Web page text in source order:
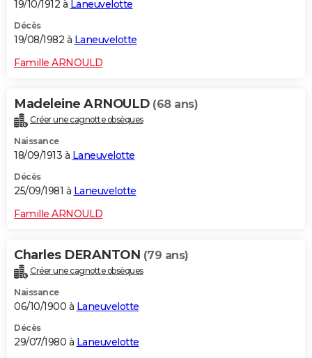
19/10/1912 à Laneuvelotte
Décès
19/08/1982 à Laneuvelotte
Famille ARNOULD
Madeleine ARNOULD (68 ans)
Créer une cagnotte obsèques
Naissance
18/09/1913 à Laneuvelotte
Décès
25/09/1981 à Laneuvelotte
Famille ARNOULD
Charles DERANTON (79 ans)
Créer une cagnotte obsèques
Naissance
06/10/1900 à Laneuvelotte
Décès
29/07/1980 à Laneuvelotte